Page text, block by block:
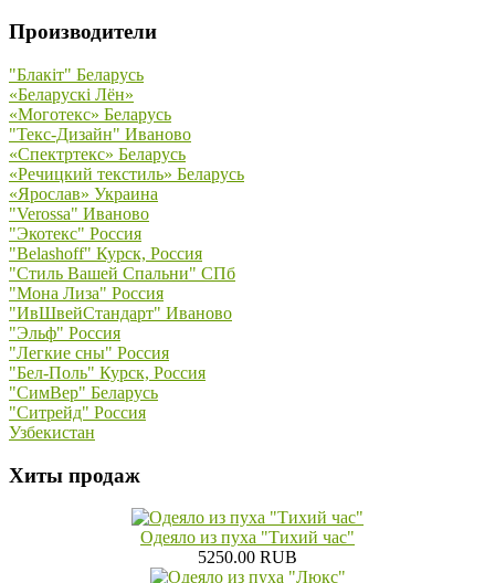
Производители
"Блакiт" Беларусь
«Беларускi Лён»
«Моготекс» Беларусь
"Текс-Дизайн" Иваново
«Спектртекс» Беларусь
«Речицкий текстиль» Беларусь
«Ярослав» Украина
"Verossa" Иваново
"Экотекс" Россия
"Belashoff" Курск, Россия
"Стиль Вашей Спальни" СПб
"Мона Лиза" Россия
"ИвШвейСтандарт" Иваново
"Эльф" Россия
"Легкие сны" Россия
"Бел-Поль" Курск, Россия
"СимВер" Беларусь
"Ситрейд" Россия
Узбекистан
Хиты продаж
Одеяло из пуха "Тихий час"
5250.00 RUB